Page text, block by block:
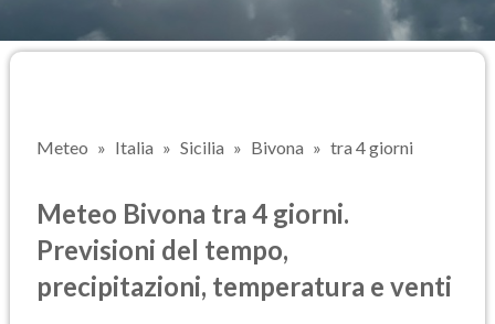
Meteo Italia Sicilia Bivona tra 4 giorni
Meteo Bivona tra 4 giorni.
Previsioni del tempo,
precipitazioni, temperatura e venti